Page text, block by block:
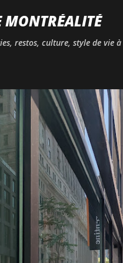
Passer au contenu principal
MONTRÉALITÉ
restos, culture, style de vie à